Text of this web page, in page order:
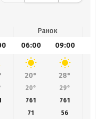
Ранок
06:00 09:00
20° 28°
20° 29°
761 761
71 56